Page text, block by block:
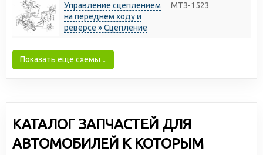
Управление сцеплением
на переднем ходу и
реверсе » Сцепление
МТЗ-1523
Показать еще схемы ↓
КАТАЛОГ ЗАПЧАСТЕЙ ДЛЯ
АВТОМОБИЛЕЙ К КОТОРЫМ